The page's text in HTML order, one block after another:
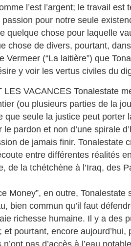
l’est l’argent; le travail est
pour notre seule
quelque chose pour laquelle
chose de divers, pourtant, dans
Vermeer (“La laitière”) que
y voir les vertus civiles du
LES VACANCES Tonalestate
(ou plusieurs parties de la
que seule la justice peut porter
pardon et non d’une spirale
de jamais finir. Tonalestate
entre différentes réalités
de la tchétchène à l’Iraq, des
Money”, en outre, Tonalestate
bien commun qu’il faut
richesse humaine. Il y a des
et pourtant, encore aujourd’hui,
pas d’accès à l’eau